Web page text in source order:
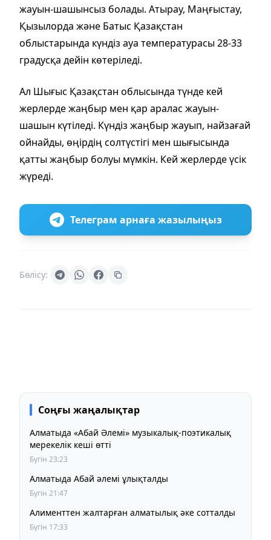
жауын-шашынсыз болады. Атырау, Маңғыстау,
Қызылорда және Батыс Қазақстан
облыстарында күндіз ауа температурасы 28-33
градусқа дейін көтеріледі.
Ал Шығыс Қазақстан облысында түнде кей
жерлерде жаңбыр мен қар аралас жауын-
шашын күтіледі. Күндіз жаңбыр жауып, найзағай
ойнайды, өңірдің солтүстігі мен шығысында
қатты жаңбыр болуы мүмкін. Кей жерлерде үсік
жүреді.
Телеграм арнаға жазылыңыз
Бөлісу:
Соңғы жаңалықтар
Алматыда «Абай Әлемі» музыкалық-поэтикалық
мерекелік кеші өтті
Бүгін 23:23
Алматыда Абай әлемі ұлықталды
Бүгін 21:47
Алименттен жалтарған алматылық әке сотталды
Бүгін 17:33